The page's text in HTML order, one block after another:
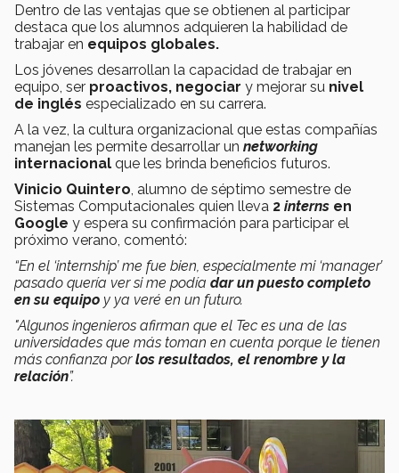
Dentro de las ventajas que se obtienen al participar
destaca que los alumnos adquieren la habilidad de
trabajar en equipos globales.
Los jóvenes desarrollan la capacidad de trabajar en
equipo, ser proactivos, negociar y mejorar su nivel
de inglés especializado en su carrera.
A la vez, la cultura organizacional que estas compañías
manejan les permite desarrollar un networking
internacional que les brinda beneficios futuros.
Vinicio Quintero , alumno de séptimo semestre de
Sistemas Computacionales quien lleva 2 interns en
Google y espera su confirmación para participar el
próximo verano, comentó:
“En el ‘internship’ me fue bien, especialmente mi ‘manager’
pasado quería ver si me podía dar un puesto completo
en su equipo y ya veré en un futuro.
"Algunos ingenieros afirman que el Tec es una de las
universidades que más toman en cuenta porque le tienen
más confianza porlos resultados, el renombre y la
relación”.